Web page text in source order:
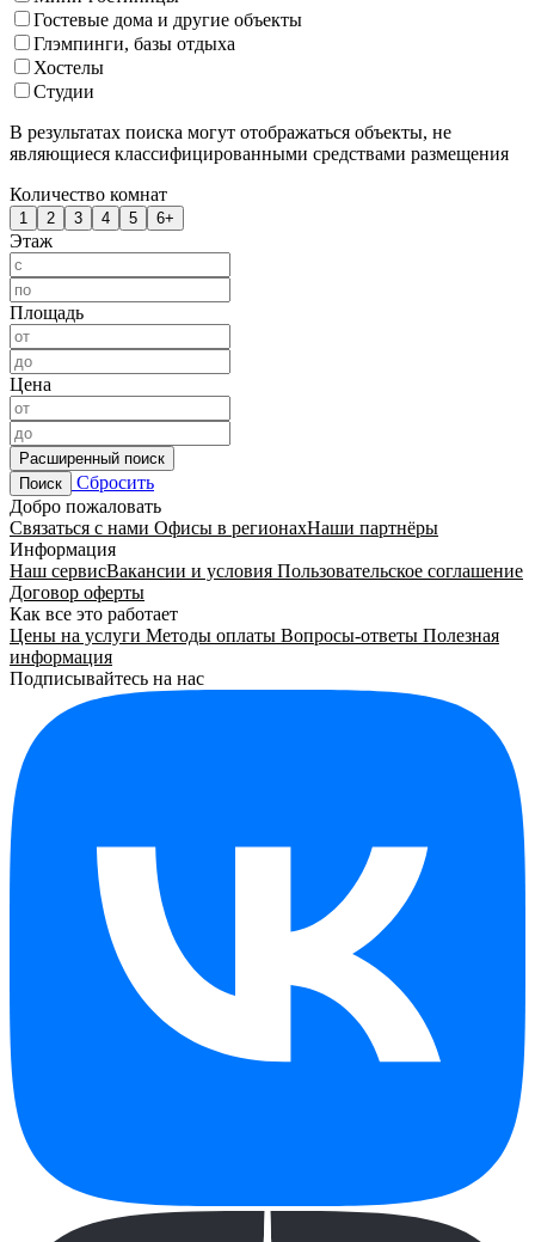
Гостевые дома и другие объекты
Глэмпинги, базы отдыха
Хостелы
Студии
В результатах поиска могут отображаться объекты, не
являющиеся классифицированными средствами размещения
Количество комнат
1 2 3 4 5 6+
Этаж
Площадь
Цена
Расширенный поиск
Поиск
Сбросить
Добро пожаловать
Связаться с нами Офисы в регионахНаши партнёры
Информация
Наш сервисВакансии и условия Пользовательское соглашение
Договор оферты
Как все это работает
Цены на услуги Методы оплаты Вопросы-ответы Полезная
информация
Подписывайтесь на нас